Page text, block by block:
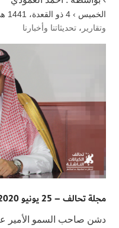
الخميس › 4 ذو القعدة، 1441 ھ • الموافق 25-06-2020 م •
وتقارير ، تحديثاتنا وأخبارنا
مجلة تحالف – 25 يونيو 2020
دشن صاحب السمو الأمير